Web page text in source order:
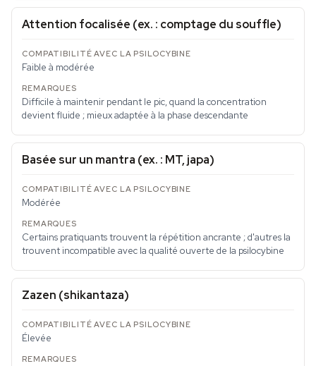
Attention focalisée (ex. : comptage du souffle)
Faible à modérée
Difficile à maintenir pendant le pic, quand la concentration
devient fluide ; mieux adaptée à la phase descendante
Basée sur un mantra (ex. : MT, japa)
Modérée
Certains pratiquants trouvent la répétition ancrante ; d'autres la
trouvent incompatible avec la qualité ouverte de la psilocybine
Zazen (shikantaza)
Élevée